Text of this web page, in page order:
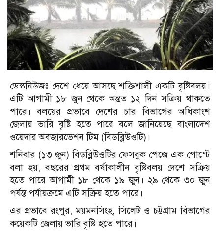
ডেস্কনিউজঃ দেশে ধেয়ে আসছে শক্তিশালী একটি বৃষ্টিবলয়।
এটি আগামী ১৮ জুন থেকে অন্তত ১২ দিন সক্রিয় থাকতে
পারে। বলয়ের প্রভাবে দেশের চার বিভাগের অধিকাংশ
জেলায় ভারি বৃষ্টি হতে পারে বলে জানিয়েছে বাংলাদেশ
ওয়েদার অবজারভেশন টিম (বিডব্লিউওটি)।
শনিবার (১৩ জুন) বিডব্লিউওটির ফেসবুক পেজে এক পোস্টে
বলা হয়, বছরের প্রথম বর্ষাকালীন বৃষ্টিবলয় দেশে সক্রিয়
হতে পারে আগামী ১৮ থেকে ১৯ জুন। ২৯ থেকে ৩০ জুন
পর্যন্ত পর্যায়ক্রমে এটি সক্রিয় হতে পারে।
এর প্রভাবে রংপুর, ময়মনসিংহ, সিলেট ও চট্টগ্রাম বিভাগের
কয়েকটি জেলায় ভারি বৃষ্টি হতে পারে।